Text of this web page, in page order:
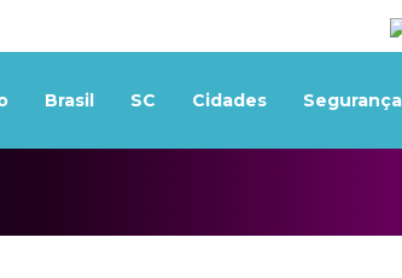
Brasil SC Cidades